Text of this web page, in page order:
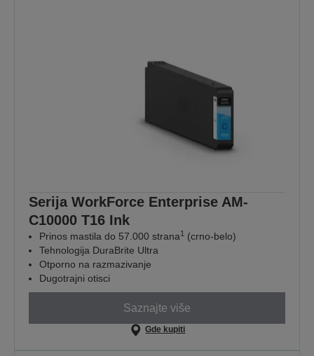
Serija WorkForce Enterprise AM-
C10000 T16 Ink
Prinos mastila do 57.000 strana1 (crno-belo)
Tehnologija DuraBrite Ultra
Otporno na razmazivanje
Dugotrajni otisci
Saznajte više
Gde kupiti